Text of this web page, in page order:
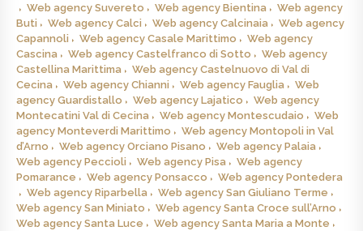
Web agency Suvereto
Web agency Bientina
Web agency
Buti
Web agency Calci Web agency Calcinaia
Web agency
Capannoli
Web agency Casale Marittimo
Web agency
Cascina
Web agency Castelfranco di Sotto
Web agency
Castellina Marittima
Web agency Castelnuovo di Val di
Cecina
Web agency Chianni Web agency Fauglia
Web
agency Guardistallo
Web agency Lajatico
Web agency
Montecatini Val di Cecina
Web agency Montescudaio
Web
agency Monteverdi Marittimo
Web agency Montopoli in Val
d’Arno
Web agency Orciano Pisano
Web agency Palaia
Web agency Peccioli
Web agency Pisa
Web agency
Pomarance
Web agency Ponsacco
Web agency Pontedera
Web agency Riparbella
Web agency San Giuliano Terme
Web agency San Miniato
Web agency Santa Croce sull’Arno
Web agency Santa Luce
Web agency Santa Maria a Monte